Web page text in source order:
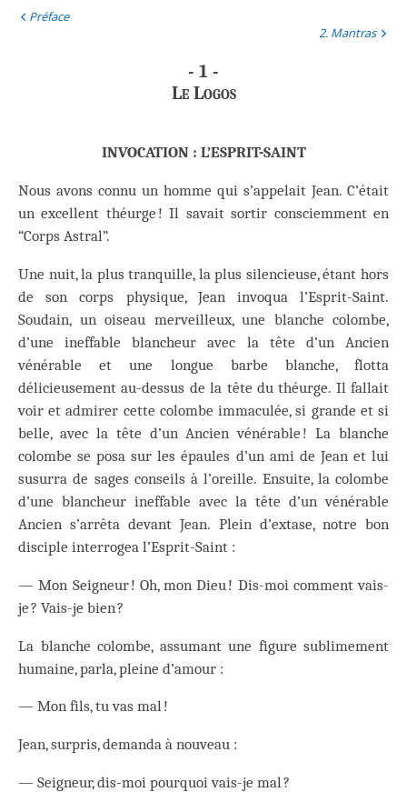
Préface
2. Mantras
- 1 -
Le Logos
INVOCATION : L’ESPRIT-SAINT
Nous avons connu un homme qui s’appelait Jean. C’était
un excellent théurge ! Il savait sortir consciemment en
“Corps Astral”.
Une nuit, la plus tranquille, la plus silencieuse, étant hors
de son corps physique, Jean invoqua l’Esprit-Saint.
Soudain, un oiseau merveilleux, une blanche colombe,
d’une ineffable blancheur avec la tête d’un Ancien
vénérable et une longue barbe blanche, flotta
délicieusement au-dessus de la tête du théurge. Il fallait
voir et admirer cette colombe immaculée, si grande et si
belle, avec la tête d’un Ancien vénérable ! La blanche
colombe se posa sur les épaules d’un ami de Jean et lui
susurra de sages conseils à l’oreille. Ensuite, la colombe
d’une blancheur ineffable avec la tête d’un vénérable
Ancien s’arrêta devant Jean. Plein d’extase, notre bon
disciple interrogea l’Esprit-Saint :
— Mon Seigneur ! Oh, mon Dieu ! Dis-moi comment vais-
je ? Vais-je bien ?
La blanche colombe, assumant une figure sublimement
humaine, parla, pleine d’amour :
— Mon fils, tu vas mal !
Jean, surpris, demanda à nouveau :
— Seigneur, dis-moi pourquoi vais-je mal ?